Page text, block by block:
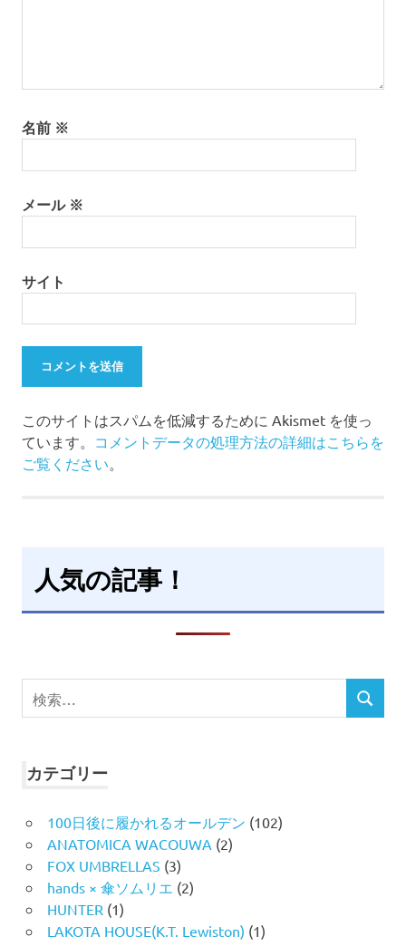
名前 ※
メール ※
サイト
このサイトはスパムを低減するために Akismet を使っ
ています。 コメントデータの処理方法の詳細はこちらを
ご覧ください。
人気の記事！
検
索
検
カテゴリー
100日後に履かれるオールデン (102)
ANATOMICA WACOUWA (2)
FOX UMBRELLAS (3)
hands × 傘ソムリエ (2)
HUNTER (1)
LAKOTA HOUSE(K.T. Lewiston) (1)